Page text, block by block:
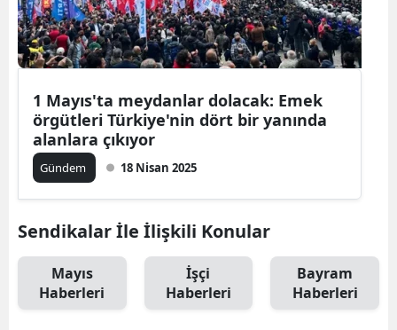
1 Mayıs'ta meydanlar dolacak: Emek
örgütleri Türkiye'nin dört bir yanında
alanlara çıkıyor
Gündem 18 Nisan 2025
Sendikalar İle İlişkili Konular
Mayıs
Haberleri
İşçi
Haberleri
Bayram
Haberleri